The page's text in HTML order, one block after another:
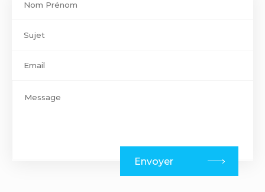
footer
Envoyer